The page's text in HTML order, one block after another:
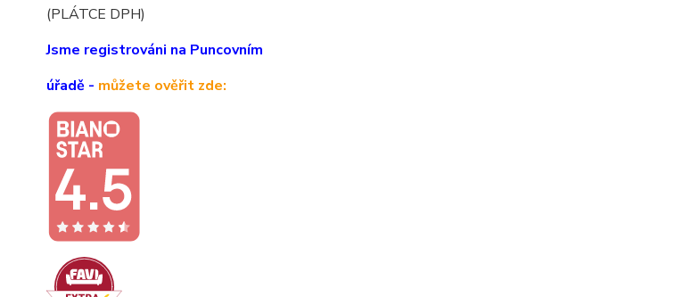
(PLÁTCE DPH)
Jsme registrováni na Puncovním
úřadě - můžete ověřit zde: